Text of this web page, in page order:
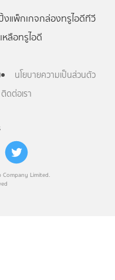
Limited.
งแพ็กเกจกล่องทรูไอดีทีวี
หลือทรูไอดี
นโยบายความเป็นส่วนตัว
ติดต่อเรา